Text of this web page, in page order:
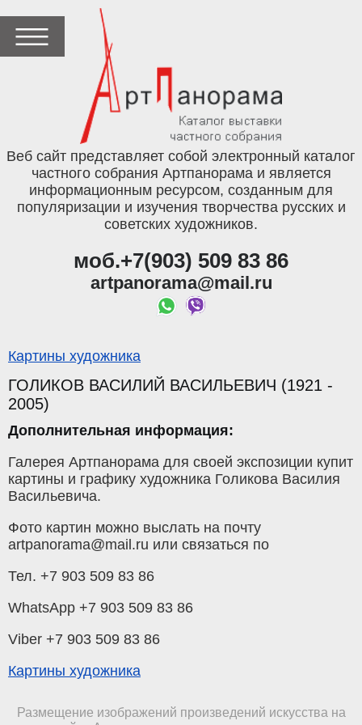
Веб сайт представляет собой электронный каталог
частного собрания Артпанорама и является
информационным ресурсом, созданным для
популяризации и изучения творчества русских и
советских художников.
моб.+7(903) 509 83 86
artpanorama@mail.ru
Картины художника
ГОЛИКОВ ВАСИЛИЙ ВАСИЛЬЕВИЧ (1921 -
2005)
Дополнительная информация:
Галерея Артпанорама для своей экспозиции купит
картины и графику художника Голикова Василия
Васильевича.
Фото картин можно выслать на почту
artpanorama@mail.ru или связаться по
Тел. +7 903 509 83 86
WhatsApp +7 903 509 83 86
Viber +7 903 509 83 86
Картины художника
Размещение изображений произведений искусства на